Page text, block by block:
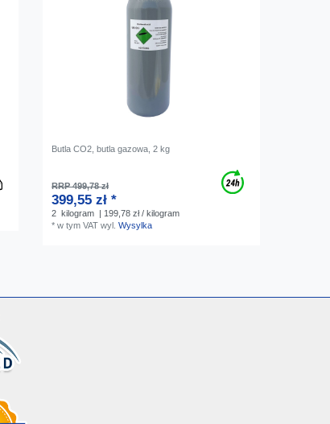
Butla CO2, butla gazowa, 2 kg
RRP 499,78 zł
399,55 zł *
2 kilogram | 199,78 zł / kilogram
*w tym VAT wyl.Wysylka